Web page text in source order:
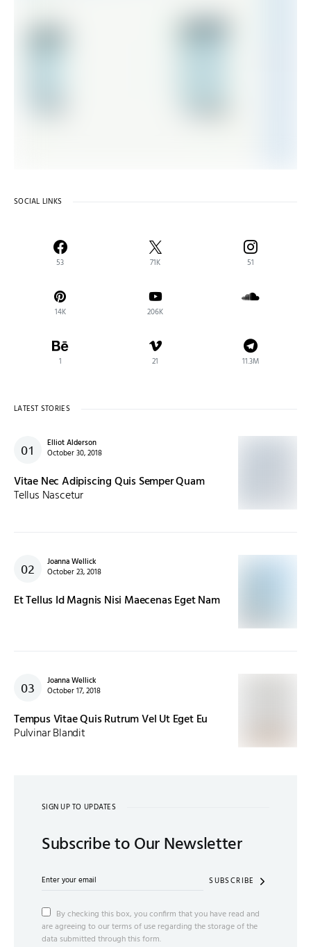
SOCIAL LINKS
53 71K 51
14K 206K
1 21 11.3M
LATEST STORIES
Elliot Alderson
October 30, 2018
Vitae Nec Adipiscing Quis Semper Quam
Tellus Nascetur
Joanna Wellick
October 23, 2018
Et Tellus Id Magnis Nisi Maecenas Eget Nam
Joanna Wellick
October 17, 2018
Tempus Vitae Quis Rutrum Vel Ut Eget Eu
Pulvinar Blandit
SIGN UP TO UPDATES
Subscribe to Our Newsletter
SUBSCRIBE
By checking this box, you confirm that you have read and
are agreeing to our terms of use regarding the storage of the
data submitted through this form.